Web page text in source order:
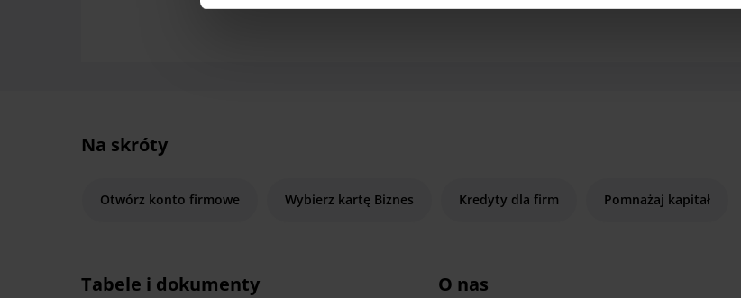
Na skróty
Otwórz konto firmowe Wybierz kartę Biznes Kredyty dla firm Pomnażaj kapitał
Tabele i dokumenty O nas